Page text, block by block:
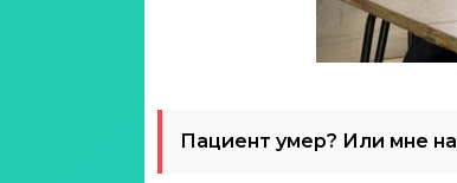
Пациент умер? Или мне